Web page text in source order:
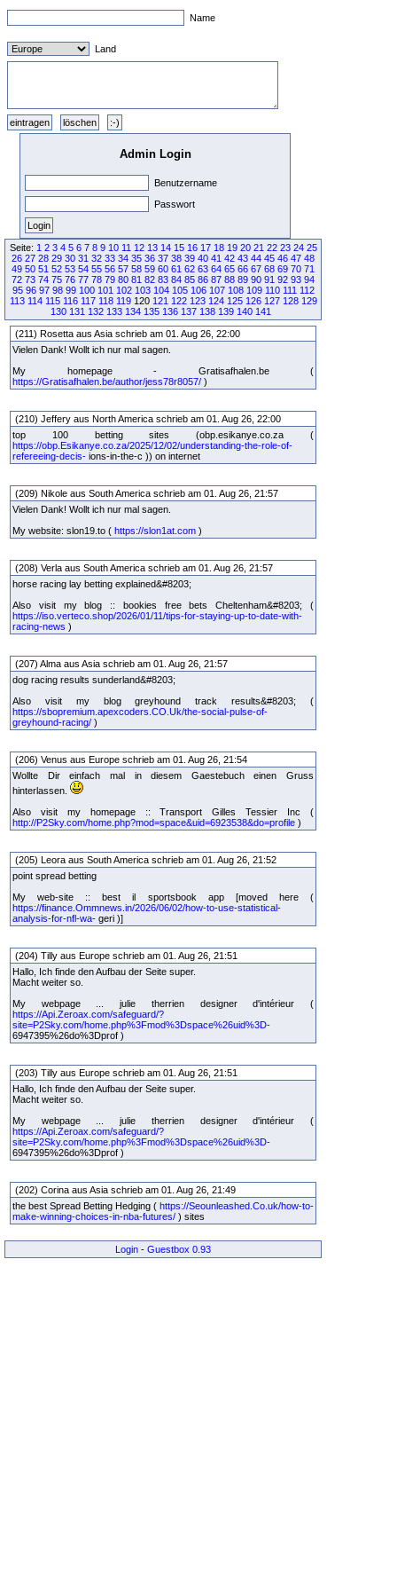
Name
Land
Admin Login
Benutzername
Passwort
Seite: 1 2 3 4 5 6 7 8 9 10 11 12 13 14 15 16 17 18 19 20 21 22 23 24 25
26 27 28 29 30 31 32 33 34 35 36 37 38 39 40 41 42 43 44 45 46 47 48
49 50 51 52 53 54 55 56 57 58 59 60 61 62 63 64 65 66 67 68 69 70 71
72 73 74 75 76 77 78 79 80 81 82 83 84 85 86 87 88 89 90 91 92 93 94
95 96 97 98 99 100 101 102 103 104 105 106 107 108 109 110 111 112
113 114 115 116 117 118 119120 121 122 123 124 125 126 127 128 129
130 131 132 133 134 135 136 137 138 139 140 141
(211) Rosetta aus Asia schrieb am 01. Aug 26, 22:00
Vielen Dank! Wollt ich nur mal sagen.
My homepage - Gratisafhalen.be (
https://Gratisafhalen.be/author/jess78r8057/ )
(210) Jeffery aus North America schrieb am 01. Aug 26, 22:00
top 100 betting sites (obp.esikanye.co.za (
https://obp.Esikanye.co.za/2025/12/02/understanding-the-role-of-
refereeing-decis- ions-in-the-c )) on internet
(209) Nikole aus South America schrieb am 01. Aug 26, 21:57
Vielen Dank! Wollt ich nur mal sagen.
My website: slon19.to ( https://slon1at.com )
(208) Verla aus South America schrieb am 01. Aug 26, 21:57
horse racing lay betting explained&#8203;
Also visit my blog :: bookies free bets Cheltenham&#8203; (
https://iso.verteco.shop/2026/01/11/tips-for-staying-up-to-date-with-
racing-news )
(207) Alma aus Asia schrieb am 01. Aug 26, 21:57
dog racing results sunderland&#8203;
Also visit my blog greyhound track results&#8203; (
https://sbopremium.apexcoders.CO.Uk/the-social-pulse-of-
greyhound-racing/ )
(206) Venus aus Europe schrieb am 01. Aug 26, 21:54
Wollte Dir einfach mal in diesem Gaestebuch einen Gruss
hinterlassen.
Also visit my homepage :: Transport Gilles Tessier Inc (
http://P2Sky.com/home.php?mod=space&uid=6923538&do=profile )
(205) Leora aus South America schrieb am 01. Aug 26, 21:52
point spread betting
My web-site :: best il sportsbook app [moved here (
https://finance.Ommnews.in/2026/06/02/how-to-use-statistical-
analysis-for-nfl-wa- geri )]
(204) Tilly aus Europe schrieb am 01. Aug 26, 21:51
Hallo, Ich finde den Aufbau der Seite super.
Macht weiter so.
My webpage ... julie therrien designer d'intérieur (
https://Api.Zeroax.com/safeguard/?
site=P2Sky.com/home.php%3Fmod%3Dspace%26uid%3D-
6947395%26do%3Dprof )
(203) Tilly aus Europe schrieb am 01. Aug 26, 21:51
Hallo, Ich finde den Aufbau der Seite super.
Macht weiter so.
My webpage ... julie therrien designer d'intérieur (
https://Api.Zeroax.com/safeguard/?
site=P2Sky.com/home.php%3Fmod%3Dspace%26uid%3D-
6947395%26do%3Dprof )
(202) Corina aus Asia schrieb am 01. Aug 26, 21:49
the best Spread Betting Hedging ( https://Seounleashed.Co.uk/how-to-
make-winning-choices-in-nba-futures/ ) sites
Login - Guestbox 0.93